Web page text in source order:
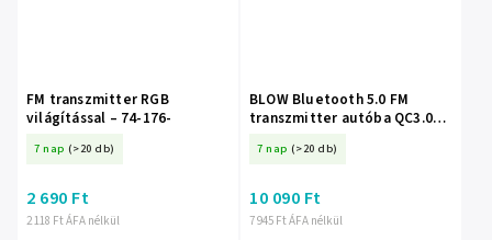
FM transzmitter RGB
világítással – 74-176-
7 nap (>20 db)
2 118 Ft ÁFA nélkül
2 690 Ft
BLOW Bluetooth 5.0 FM
transzmitter autóba QC3.0
7 nap (>20 db)
7 945 Ft ÁFA nélkül
10 090 Ft